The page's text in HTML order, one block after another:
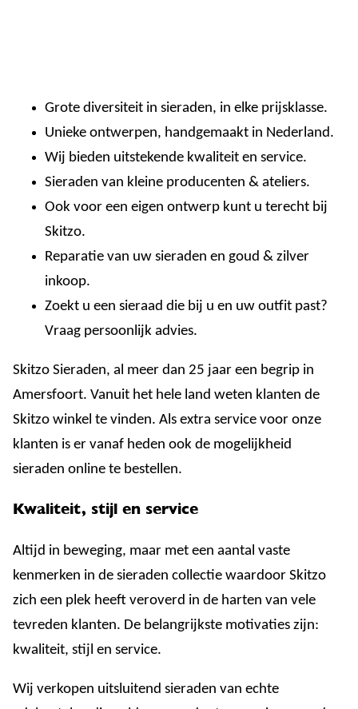
Grote diversiteit in sieraden, in elke prijsklasse.
Unieke ontwerpen, handgemaakt in Nederland.
Wij bieden uitstekende kwaliteit en service.
Sieraden van kleine producenten & ateliers.
Ook voor een eigen ontwerp kunt u terecht bij
Skitzo.
Reparatie van uw sieraden en goud & zilver
inkoop.
Zoekt u een sieraad die bij u en uw outfit past?
Vraag persoonlijk advies.
Skitzo Sieraden, al meer dan 25 jaar een begrip in
Amersfoort. Vanuit het hele land weten klanten de
Skitzo winkel te vinden. Als extra service voor onze
klanten is er vanaf heden ook de mogelijkheid
sieraden online te bestellen.
Kwaliteit, stijl en service
Altijd in beweging, maar met een aantal vaste
kenmerken in de sieraden collectie waardoor Skitzo
zich een plek heeft veroverd in de harten van vele
tevreden klanten. De belangrijkste motivaties zijn:
kwaliteit, stijl en service.
Wij verkopen uitsluitend sieraden van echte